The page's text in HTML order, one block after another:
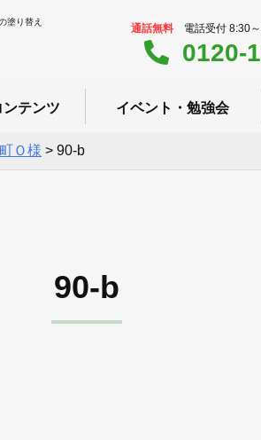
塗り替え
通話無料 電話受付 8:30～
0120-
テンツ イベント・勉強会
Ｏ様 > 90-b
90-b